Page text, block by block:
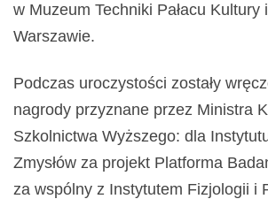
w Muzeum Techniki Pałacu Kultury
Warszawie.
Podczas uroczystości zostały
nagrody przyznane przez Ministra
Szkolnictwa Wyższego: dla
Zmysłów za projekt Platforma
za wspólny z Instytutem Fizjologii i